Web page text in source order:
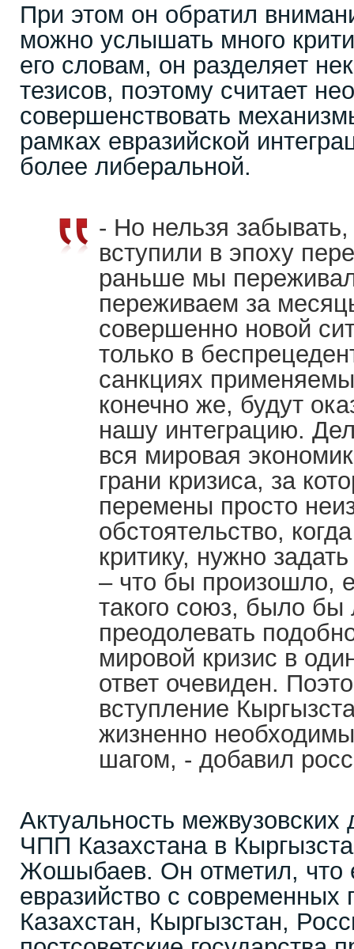
При этом он обратил
можно услышать много
его словам, он разделяет
тезисов, поэтому считает
совершенствовать
рамках евразийской
более либеральной.
- Но нельзя
вступили в эпоху
раньше мы
переживаем за
совершенно новой
только в
санкциях
конечно же, будут
нашу интеграцию.
вся мировая
грани кризиса, за
перемены просто
обстоятельство,
критику, нужно
– что бы произошло,
такого союз, было бы
преодолевать
мировой кризис в
ответ очевиден.
вступление
жизненно
шагом, - добавил
Актуальность межвузовских
ЧПП Казахстана в
Жошыбаев. Он отметил, что
евразийство с современных
Казахстан, Кыргызстан,